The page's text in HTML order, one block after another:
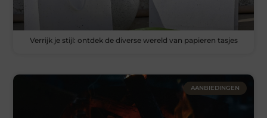
Verrijk je stijl: ontdek de diverse wereld van papieren tasjes
AANBIEDINGEN